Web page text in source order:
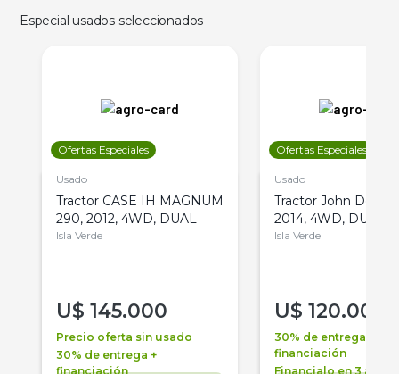
Especial usados seleccionados
Ofertas Especiales
Usado
Tractor CASE IH MAGNUM
290, 2012, 4WD, DUAL
Isla Verde
U$ 145.000
Precio oferta sin usado
30% de entrega +
financiación
Ofertas Especiales
Usado
Tractor John Deere
2014, 4WD, DUAL
Isla Verde
U$ 120.000
30% de entrega +
financiación
Financialo en 3 años